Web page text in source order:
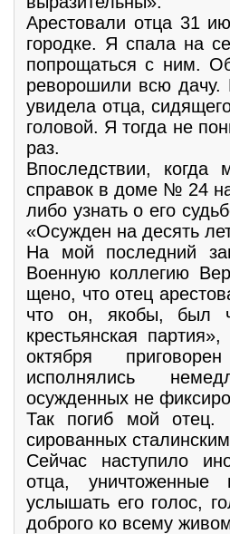
Арестовали отца 31
городке. Я спала на
попрощаться с ним.
реворошили всю дачу.
увидела отца,
головой. Я тогда не
раз.
Впоследствии,
справок в доме № 24
либо узнать о его
«Осужден на десять
На мой последний
Военную коллегию
щено, что отец
что он, якобы, был
крестьянская
октября
исполнялись
осужденных не
Так погиб мой отец.
сированных
Сейчас наступило
отца,
услышать его голос,
доброго ко всему